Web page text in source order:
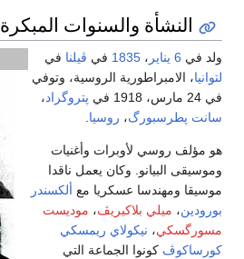
النشأة والسنوات المبكرة
ولد في 6 يناير ، 1835 في ڤيلنا في
لتوانيا، الامبراطورية الروسية، وتوفي
في 24 مارس، 1918 في
پتروگراد،
سانت پطرسبورگ، روسيا.
هو مؤلف روسي لأوبرات وأغنيات
وموسيقى البيانو. وكان يعمل ناقدا
موسيقا ومهندسا عسكريا مع ألكسندر
بورودين، ميلي بلاكيريڤ، موديست
مسورگسكي، نيكولاي ريمسكي
كورساكوڤ كونوا الجماعة التي